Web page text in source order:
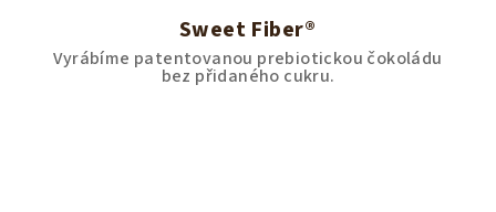
Sweet Fiber®
Vyrábíme patentovanou prebiotickou čokoládu
bez přidaného cukru.